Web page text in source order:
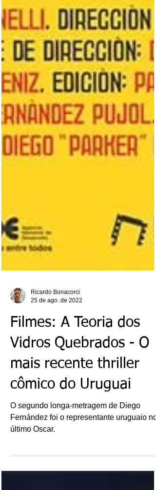
Ricardo Bonacorci
25 de ago. de 2022
Filmes: A Teoria dos
Vidros Quebrados - O
mais recente thriller
cômico do Uruguai
O segundo longa-metragem de Diego